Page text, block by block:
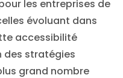
les entreprises de
évoluant dans
accessibilité
des stratégies
grand nombre